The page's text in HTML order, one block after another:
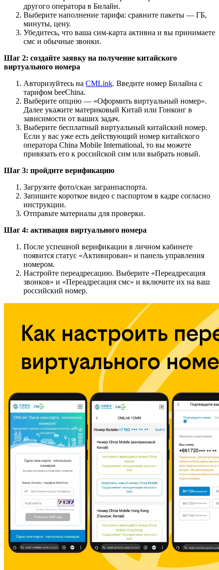
другого оператора в Билайн.
Выберите наполнение тарифа: сравните пакеты — ГБ,
минуты, цену.
Убедитесь, что ваша сим-карта активна и вы принимаете
смс и обычные звонки.
Шаг 2: создайте заявку на получение китайского
виртуального номера
Авторизуйтесь на CMLink. Введите номер Билайна с
тарифом beeChina.
Выберите опцию — «Оформить виртуальный номер».
Далее укажите материковый Китай или Гонконг в
зависимости от ваших задач.
Выберите бесплатный виртуальный китайский номер.
Если у вас уже есть действующий номер китайского
оператора China Mobile International, то вы можете
привязать его к российской сим или выбрать новый.
Шаг 3: пройдите верификацию
Загрузите фото/скан загранпаспорта.
Запишите короткое видео с паспортом в кадре согласно
инструкции.
Отправьте материалы для проверки.
Шаг 4: активация виртуального номера
После успешной верификации в личном кабинете
появится статус «Активирован» и панель управления
номером.
Настройте переадресацию. Выберите «Переадресация
звонков» и «Переадресация смс» и включите их на ваш
российский номер.